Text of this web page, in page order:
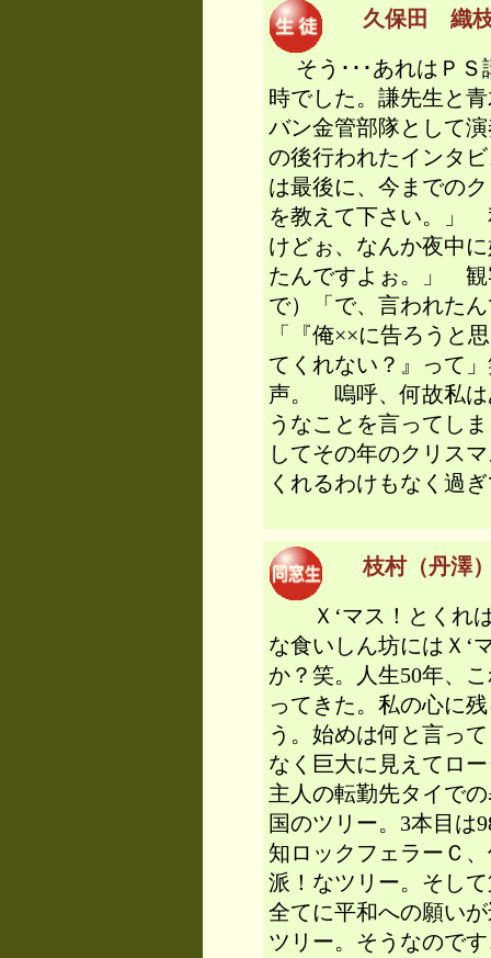
久保田 織枝
そう･･･あれはＰＳ
時でした。謙先生と
バン金管部隊として
の後行われたインタ
は最後に、今までの
を教えて下さい。」
けどぉ、なんか夜中
たんですよぉ。」 観
で）「で、言われた
「『俺××に告ろうと
てくれない？』って
声。 嗚呼、何故私は
うなことを言ってし
してその年のクリス
くれるわけもなく過
枝村（丹澤
Ｘ‘マス！とくれば
な食いしん坊にはＸ‘
か？笑。人生50年、
ってきた。私の心に
う。始めは何と言っ
なく巨大に見えてロ
主人の転勤先タイで
国のツリー。3本目は
知ロックフェラーＣ
派！なツリー。そし
全てに平和への願い
ツリー。そうなので